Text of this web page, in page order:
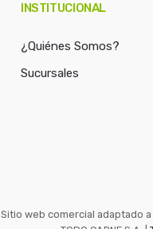
INSTITUCIONAL
¿Quiénes Somos?
Sucursales
Sitio web comercial adaptado a